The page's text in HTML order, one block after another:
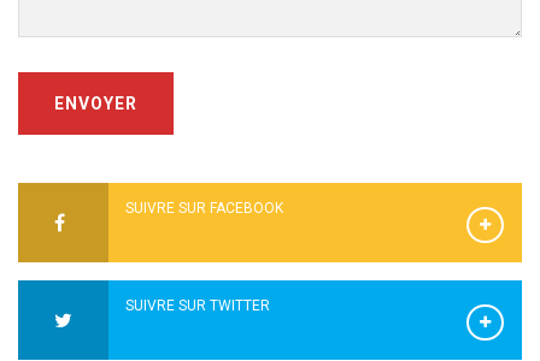
ENVOYER
SUIVRE SUR FACEBOOK
SUIVRE SUR TWITTER